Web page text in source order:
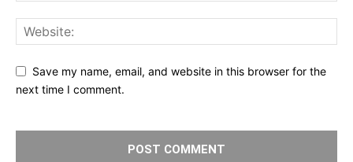
Save my name, email, and website in this browser for the
next time I comment.